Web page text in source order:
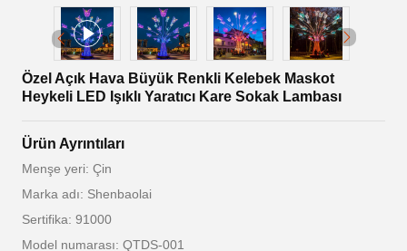
Özel Açık Hava Büyük Renkli Kelebek Maskot
Heykeli LED Işıklı Yaratıcı Kare Sokak Lambası
Ürün Ayrıntıları
Menşe yeri: Çin
Marka adı: Shenbaolai
Sertifika: 91000
Model numarası: QTDS-001